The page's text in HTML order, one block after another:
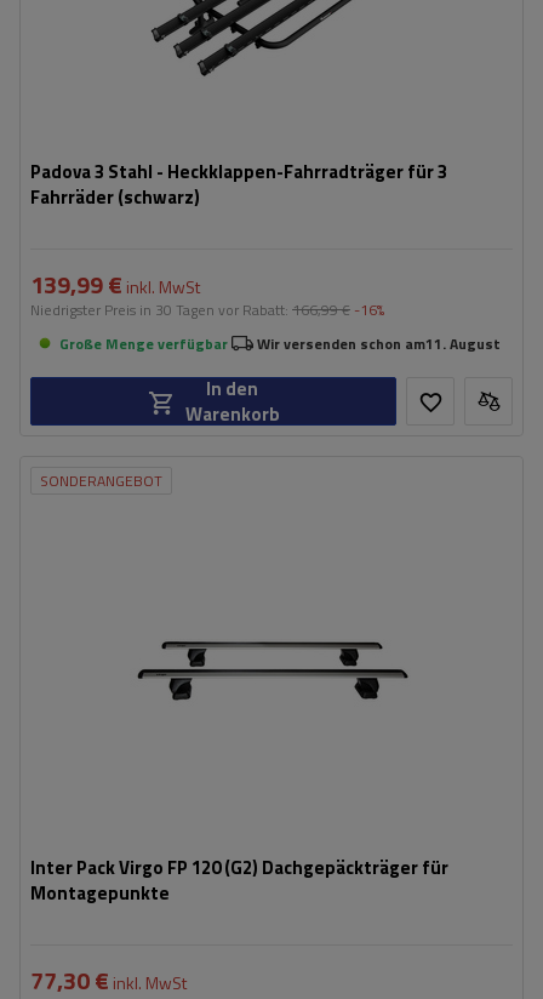
Padova 3 Stahl - Heckklappen-Fahrradträger für 3
Fahrräder (schwarz)
139,99 € inkl. MwSt
Niedrigster Preis in 30 Tagen vor Rabatt: 166,99 € -16%
Große Menge verfügbar
Wir versenden schon am11. August
In den
Warenkorb
SONDERANGEBOT
Inter Pack Virgo FP 120 (G2) Dachgepäckträger für
Montagepunkte
77,30 € inkl. MwSt